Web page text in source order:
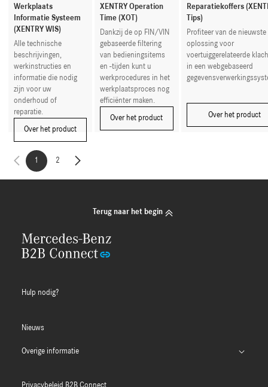
Werkplaats
Informatie Systeem
(XENTRY WIS)
Alle technische
beschrijvingen,
werkinstructies en
informatie die nodig
zijn voor uw
onderhoud of
reparatie.
Over het product
XENTRY Operation
Time (XOT)
Dankzij de op FIN/VIN
gebaseerde filtering
van bedieningsitems
en -tijden kunt u
werkprocedures in het
werkplaatsproces nog
efficiënter maken.
Over het product
Reparatiekoffers
Tips)
Profiteer van de nieuwste
oplossing voor
voertuiggerelateerde
in een webgebaseerd
Over het product
1 2
Terug naar het begin
Hulp nodig?
Nieuws
Overige informatie